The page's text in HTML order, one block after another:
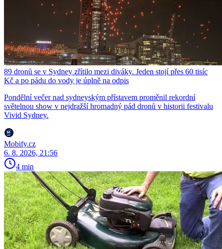
89 dronů se v Sydney zřítilo mezi diváky. Jeden stojí přes 60 tisíc
Kč a po pádu do vody je úplně na odpis
Pondělní večer nad sydneyským přístavem proměnil rekordní
světelnou show v nejdražší hromadný pád dronů v historii festivalu
Vivid Sydney.
Mobify.cz
6. 8. 2026, 21:56
4 min